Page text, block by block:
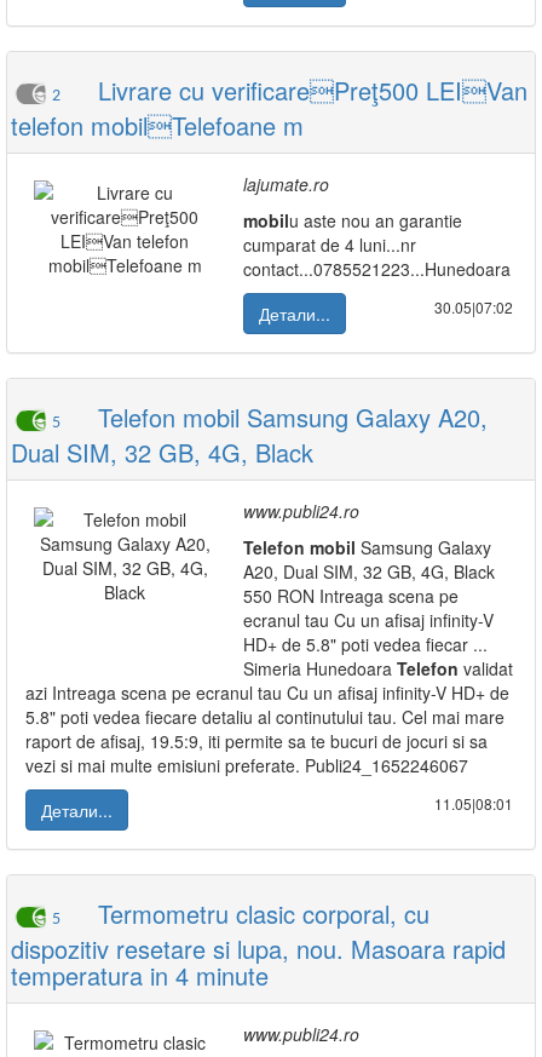
2
Livrare cu verificarePreţ500 LEIVan
telefon mobilTelefoane m
lajumate.ro
mobilu aste nou an garantie
cumparat de 4 luni...nr
contact...0785521223...Hunedoara
Детали...
30.05|07:02
5
Telefon mobil Samsung Galaxy A20,
Dual SIM, 32 GB, 4G, Black
www.publi24.ro
Telefon mobil Samsung Galaxy
A20, Dual SIM, 32 GB, 4G, Black
550 RON Intreaga scena pe
ecranul tau Cu un afisaj infinity-V
HD+ de 5.8" poti vedea fiecar ...
Simeria Hunedoara Telefon validat
azi Intreaga scena pe ecranul tau Cu un afisaj infinity-V HD+ de
5.8" poti vedea fiecare detaliu al continutului tau. Cel mai mare
raport de afisaj, 19.5:9, iti permite sa te bucuri de jocuri si sa
vezi si mai multe emisiuni preferate. Publi24_1652246067
Детали...
11.05|08:01
5
Termometru clasic corporal, cu
dispozitiv resetare si lupa, nou. Masoara rapid
temperatura in 4 minute
www.publi24.ro